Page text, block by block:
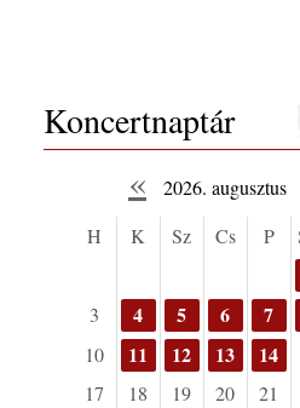
Koncertnaptár
« 2026. augusztus
H K Sz Cs P
3
4 5 6 7
10 11 12 13 14
17
18 19 20 21